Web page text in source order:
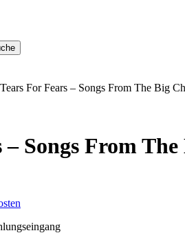
For Fears – Songs From The Big
– Songs From